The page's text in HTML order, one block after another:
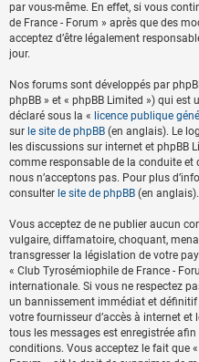
par vous-même. En effet, si vous
de France - Forum » après que des
acceptez d’être légalement
jour.
Nos forums sont développés par
phpBB » et « phpBB Limited ») qui
déclaré sous la « licence publique
sur le site de phpBB (en anglais). Le
les discussions sur internet et phpBB
comme responsable de la conduite
nous n’acceptons pas. Pour plus
consulter le site de phpBB (en anglais).
Vous acceptez de ne publier aucun
vulgaire, diffamatoire, choquant,
transgresser la législation de votre
« Club Tyrosémiophile de France -
internationale. Si vous ne respectez
un bannissement immédiat et définitif
votre fournisseur d’accès à internet et
tous les messages est enregistrée
conditions. Vous acceptez le fait que